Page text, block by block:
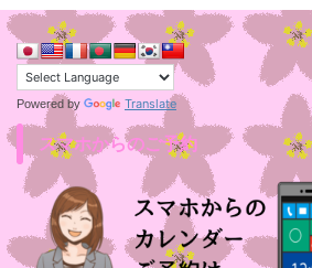
Powered by Translate
スマホからのご予約